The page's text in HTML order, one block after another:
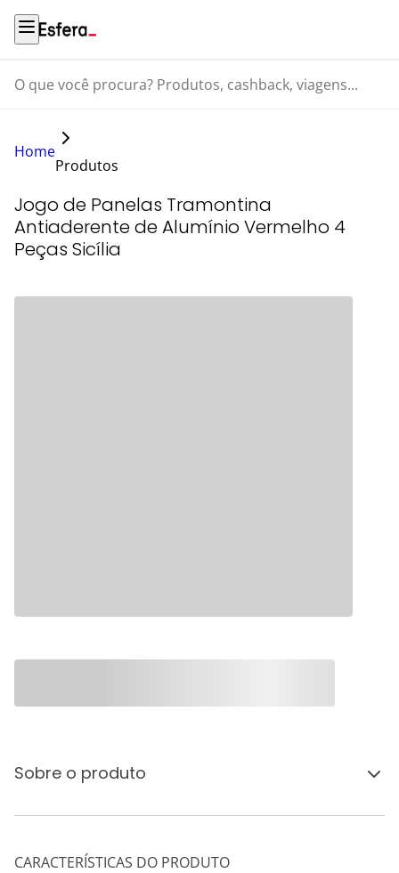
O que você procura? Produtos, cashback, viagens...
Home
Produtos
Jogo de Panelas Tramontina
Antiaderente de Alumínio Vermelho 4
Peças Sicília
Sobre o produto
CARACTERÍSTICAS DO PRODUTO